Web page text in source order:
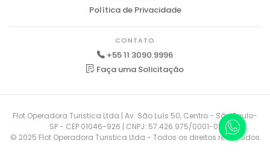
Política de Privacidade
CONTATO
+55 11 3090.9996
Faça uma Solicitação
Flot Operadora Turistica Ltda | Av. São Luís 50, Centro - São Paulo-
SP - CEP 01046-926 | CNPJ: 57.426.975/0001-01
© 2025 Flot Operadora Turistica Ltda - Todos os direitos reservados